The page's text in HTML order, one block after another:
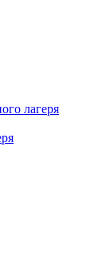
лагеря